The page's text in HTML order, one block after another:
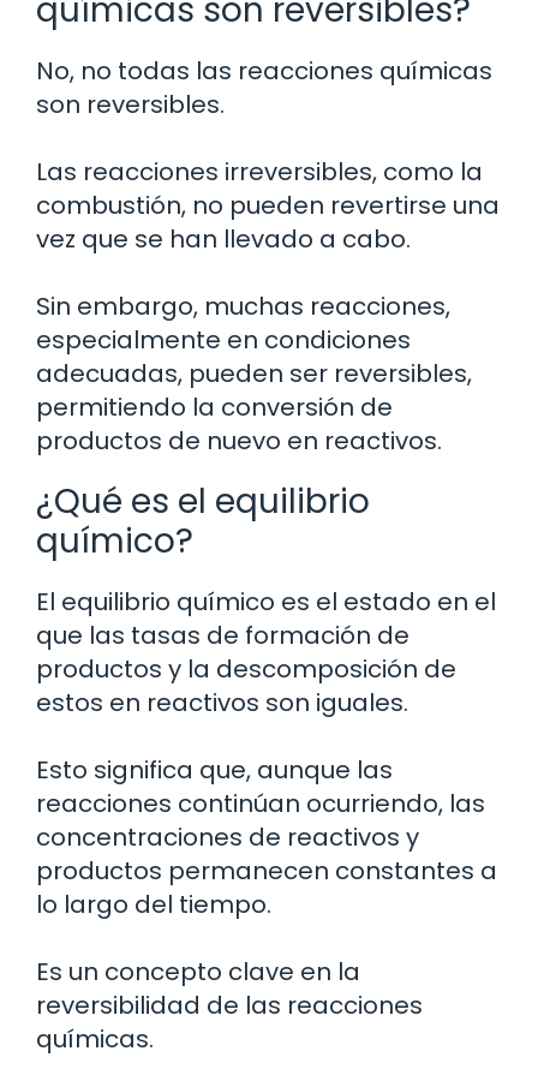
químicas son reversibles?
No, no todas las reacciones químicas
son reversibles.
Las reacciones irreversibles, como la
combustión, no pueden revertirse una
vez que se han llevado a cabo.
Sin embargo, muchas reacciones,
especialmente en condiciones
adecuadas, pueden ser reversibles,
permitiendo la conversión de
productos de nuevo en reactivos.
¿Qué es el equilibrio
químico?
El equilibrio químico es el estado en el
que las tasas de formación de
productos y la descomposición de
estos en reactivos son iguales.
Esto significa que, aunque las
reacciones continúan ocurriendo, las
concentraciones de reactivos y
productos permanecen constantes a
lo largo del tiempo.
Es un concepto clave en la
reversibilidad de las reacciones
químicas.